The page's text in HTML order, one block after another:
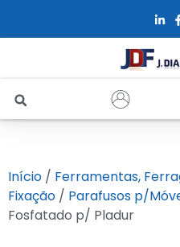
Sobre
Loja
Início / Ferramentas,
Fixação / Parafusos p/
Fosfatado p/ Pladur